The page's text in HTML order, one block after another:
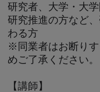
研究者、大学・大
研究推進の方など
わる方
※同業者はお断り
めご了承ください。
【講師】